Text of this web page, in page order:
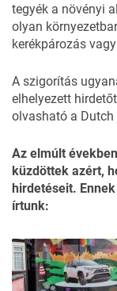
tegyék a növényi
olyan
kerékpározás
A szigorítás
elhelyezett
olvasható a Dutch
Az elmúlt
küzdöttek azért,
hirdetéseit.
írtunk: